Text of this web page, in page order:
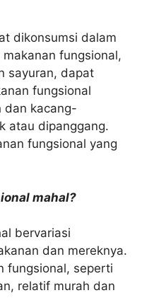
dikonsumsi dalam
fungsional,
sayuran, dapat
fungsional
dan kacang-
atau dipanggang.
fungsional yang
mahal?
bervariasi
dan mereknya.
fungsional, seperti
relatif murah dan